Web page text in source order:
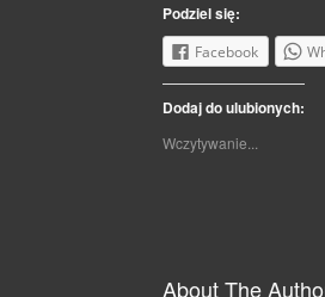
Podziel się:
Facebook
Dodaj do ulubionych:
Wczytywanie...
About The